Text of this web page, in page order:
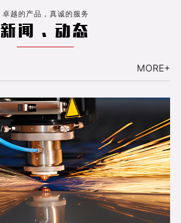
卓越的产品，真诚的服务
新闻 . 动态
MORE+